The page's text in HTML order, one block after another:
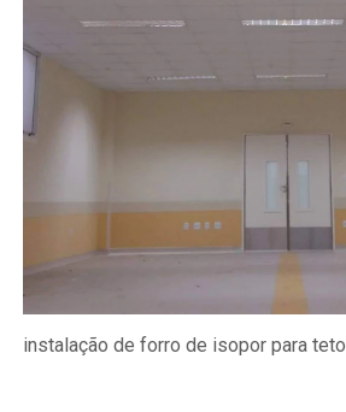
instalação de forro de isopor para teto